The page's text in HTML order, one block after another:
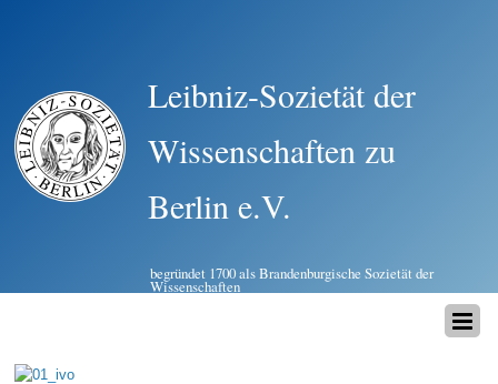
Leibniz-Sozietät der
Wissenschaften zu
Berlin e.V.
begründet 1700 als Brandenburgische Sozietät der
Wissenschaften